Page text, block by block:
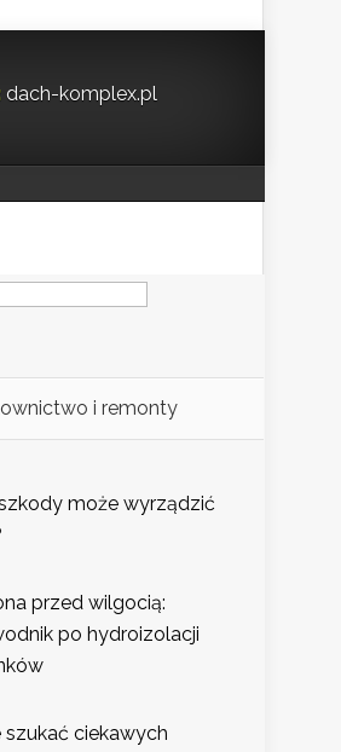
dach-komplex.pl
i remonty
może wyrządzić
przed wilgocią:
po hydroizolacji
szukać ciekawych